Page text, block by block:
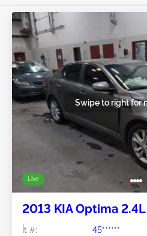
Live
Swipe to right for
2013 KIA Optima 2.4L
Ít #:
45******